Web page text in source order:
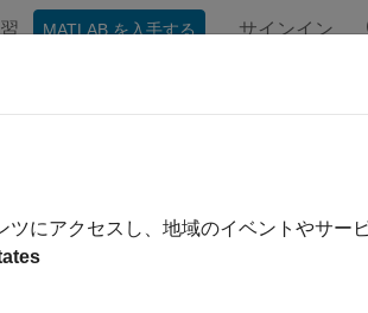
MATLAB を入手する サインイン
成にアクセスし、地域のイベントやサー